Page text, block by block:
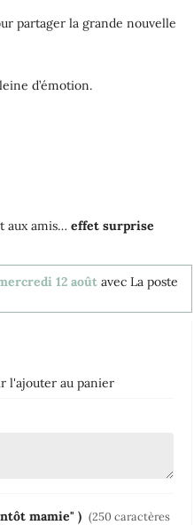
partager la grande nouvelle
d’émotion.
aux amis…effet surprise
12 août avec La poste
l'ajouter au panier
mamie" ) (250 caractères